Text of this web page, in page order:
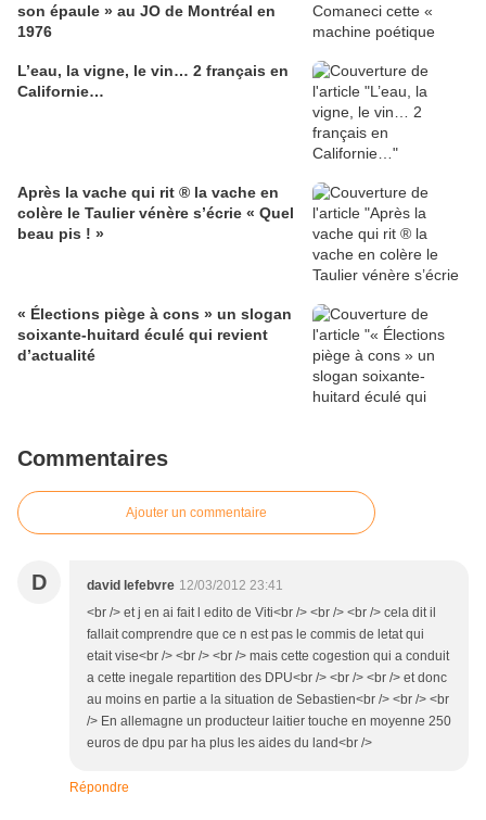
son épaule » au JO de Montréal en
1976
L’eau, la vigne, le vin… 2 français en
Californie…
Après la vache qui rit ® la vache en
colère le Taulier vénère s’écrie « Quel
beau pis ! »
« Élections piège à cons » un slogan
soixante-huitard éculé qui revient
d’actualité
Commentaires
Ajouter un commentaire
D david lefebvre 12/03/2012 23:41
<br /> et j en ai fait l edito de Viti<br /> <br /> <br /> cela dit il
fallait comprendre que ce n est pas le commis de letat qui
etait vise<br /> <br /> <br /> mais cette cogestion qui a conduit
a cette inegale repartition des DPU<br /> <br /> <br /> et donc
au moins en partie a la situation de Sebastien<br /> <br /> <br
/> En allemagne un producteur laitier touche en moyenne 250
euros de dpu par ha plus les aides du land<br />
Répondre